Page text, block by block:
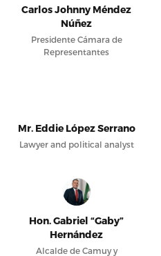
Carlos Johnny Méndez
Núñez
Presidente Cámara de
Representantes
Mr. Eddie López Serrano
Lawyer and political analyst
Hon. Gabriel “Gaby”
Hernández
Alcalde de Camuy y